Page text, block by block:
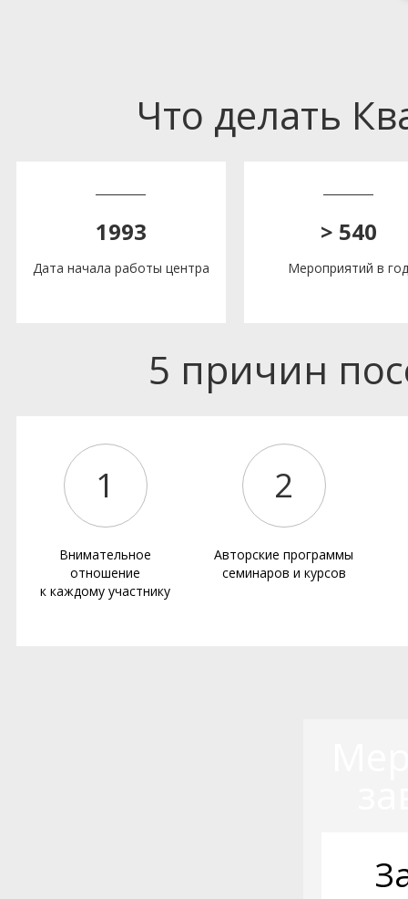
Что делать
1993
Дата начала работы центра
> 540
Мероприятий в год
5 причин
1
Внимательное
отношение
к каждому участнику
2
Авторские программы
семинаров и курсов